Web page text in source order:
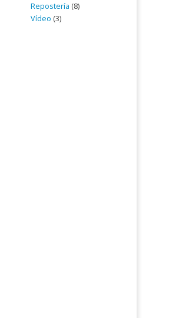
Repostería (8)
Vídeo (3)